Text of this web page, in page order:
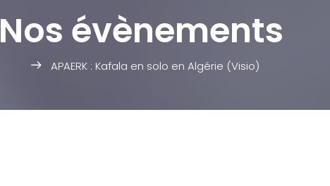
Nos évènements
APAERK : Kafala en solo en Algérie (Visio)